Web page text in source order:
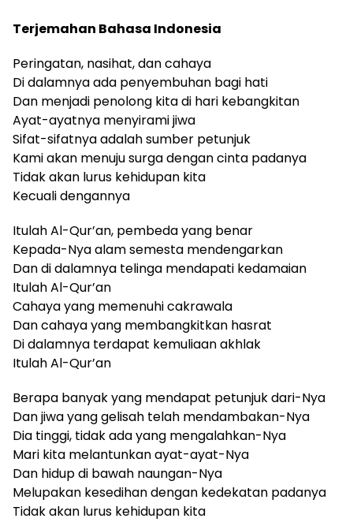
Terjemahan Bahasa Indonesia
Peringatan, nasihat, dan cahaya
Di dalamnya ada penyembuhan bagi hati
Dan menjadi penolong kita di hari kebangkitan
Ayat-ayatnya menyirami jiwa
Sifat-sifatnya adalah sumber petunjuk
Kami akan menuju surga dengan cinta padanya
Tidak akan lurus kehidupan kita
Kecuali dengannya
Itulah Al-Qur’an, pembeda yang benar
Kepada-Nya alam semesta mendengarkan
Dan di dalamnya telinga mendapati kedamaian
Itulah Al-Qur’an
Cahaya yang memenuhi cakrawala
Dan cahaya yang membangkitkan hasrat
Di dalamnya terdapat kemuliaan akhlak
Itulah Al-Qur’an
Berapa banyak yang mendapat petunjuk dari-Nya
Dan jiwa yang gelisah telah mendambakan-Nya
Dia tinggi, tidak ada yang mengalahkan-Nya
Mari kita melantunkan ayat-ayat-Nya
Dan hidup di bawah naungan-Nya
Melupakan kesedihan dengan kedekatan padanya
Tidak akan lurus kehidupan kita